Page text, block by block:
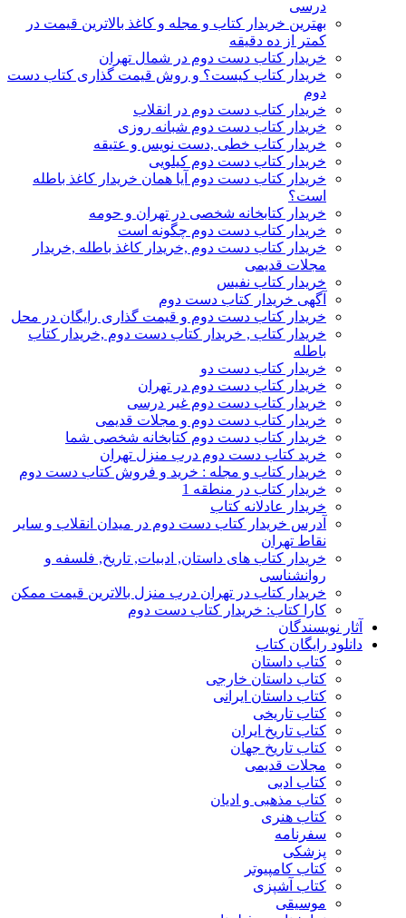
درسی
بهترین خریدار کتاب و مجله و کاغذ بالاترین قیمت در
کمتر از ده دقیقه
خریدار کتاب دست دوم در شمال تهران
خریدار کتاب کیست؟ و روش قیمت گذاری کتاب دست
دوم
خریدار کتاب دست دوم در انقلاب
خریدار کتاب دست دوم شبانه روزی
خریدار کتاب خطی ,دست نویس و عتیقه
خریدار کتاب دست دوم کیلویی
خریدار کتاب دست دوم آیا همان خریدار کاغذ باطله
است؟
خریدار کتابخانه شخصی در تهران و حومه
خریدار کتاب دست دوم چگونه است
خریدار کتاب دست دوم ,خریدار کاغذ باطله ,خریدار
مجلات قدیمی
خریدار کتاب نفیس
آگهی خریدار کتاب دست دوم
خریدار کتاب دست دوم و قیمت گذاری رایگان در محل
خریدار کتاب , خریدار کتاب دست دوم ,خریدار کتاب
باطله
خریدار کتاب دست دو
خریدار کتاب دست دوم در تهران
خریدار کتاب دست دوم غیر درسی
خریدار کتاب دست دوم و مجلات قدیمی
خریدار کتاب دست دوم کتابخانه شخصی شما
خرید کتاب دست دوم درب منزل تهران
خریدار کتاب و مجله : خرید و فروش کتاب دست دوم
خریدار کتاب در منطقه 1
خریدار عادلانه کتاب
آدرس خریدار کتاب دست دوم در میدان انقلاب و سایر
نقاط تهران
خریدار کتاب های داستان, ادبیات, تاریخ, فلسفه و
روانشناسی
خریدار کتاب در تهران درب منزل بالاترین قیمت ممکن
کارا کتاب: خریدار کتاب دست دوم
آثار نویسندگان
دانلود رایگان کتاب
کتاب داستان
کتاب داستان خارجی
کتاب داستان ایرانی
کتاب تاریخی
کتاب تاریخ ایران
کتاب تاریخ جهان
مجلات قدیمی
کتاب ادبی
کتاب مذهبی و ادیان
کتاب هنری
سفرنامه
پزشکی
کتاب کامپیوتر
کتاب آشپزی
موسیقی